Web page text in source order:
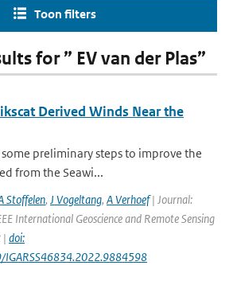
Toon filters
for ” EV van der Plas”
Derived Winds Near the
preliminary steps to improve the
from the Seawi...
Stoffelen, J Vogeltang, A Verhoef| Journal:
International Geoscience and Remote Sensing
| doi: